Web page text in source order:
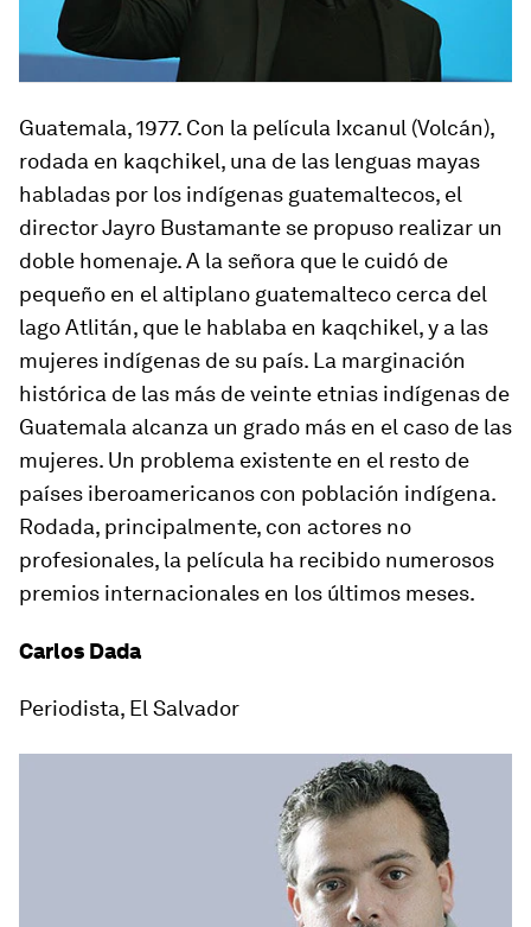
Guatemala, 1977. Con la película Ixcanul (Volcán),
rodada en kaqchikel, una de las lenguas mayas
habladas por los indígenas guatemaltecos, el
director Jayro Bustamante se propuso realizar un
doble homenaje. A la señora que le cuidó de
pequeño en el altiplano guatemalteco cerca del
lago Atlitán, que le hablaba en kaqchikel, y a las
mujeres indígenas de su país. La marginación
histórica de las más de veinte etnias indígenas de
Guatemala alcanza un grado más en el caso de las
mujeres. Un problema existente en el resto de
países iberoamericanos con población indígena.
Rodada, principalmente, con actores no
profesionales, la película ha recibido numerosos
premios internacionales en los últimos meses.
Carlos Dada
Periodista, El Salvador